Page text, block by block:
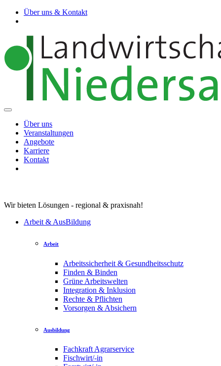
Über uns & Kontakt
Über uns
Veranstaltungen
Angebote
Karriere
Kontakt
Wir bieten Lösungen - regional & praxisnah!
Arbeit & AusBildung
Arbeit
Arbeitssicherheit & Gesundheitsschutz
Finden & Binden
Grüne Arbeitswelten
Integration & Inklusion
Rechte & Pflichten
Vorsorgen & Absichern
Ausbildung
Fachkraft Agrarservice
Fischwirt/-in